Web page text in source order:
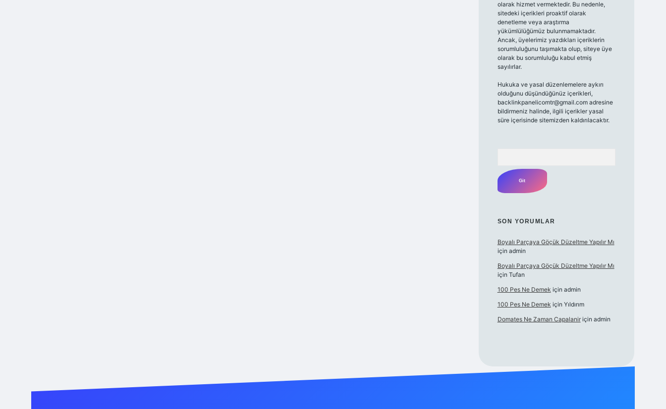
olarak hizmet vermektedir. Bu nedenle,
sitedeki içerikleri proaktif olarak
denetleme veya araştırma
yükümlülüğümüz bulunmamaktadır.
Ancak, üyelerimiz yazdıkları içeriklerin
sorumluluğunu taşımakta olup, siteye üye
olarak bu sorumluluğu kabul etmiş
sayılırlar.
Hukuka ve yasal düzenlemelere aykırı
olduğunu düşündüğünüz içerikleri,
backlinkpanelicomtr@gmail.comadresine
bildirmeniz halinde, ilgili içerikler yasal
süre içerisinde sitemizden kaldırılacaktır.
SON YORUMLAR
Boyalı Parçaya Göçük Düzeltme Yapılır Mı
için admin
Boyalı Parçaya Göçük Düzeltme Yapılır Mı
için Tufan
100 Pes Ne Demek için admin
100 Pes Ne Demek için Yıldırım
Domates Ne Zaman Capalaniriçin admin